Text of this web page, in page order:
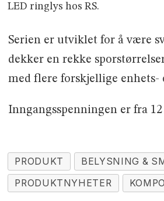
LED ringlys hos RS.
Serien er utviklet for å være
dekker en rekke
med flere forskjellige enhets-
Inngangsspenningen er fra
PRODUKT
BELYSNING &
PRODUKTNYHETER